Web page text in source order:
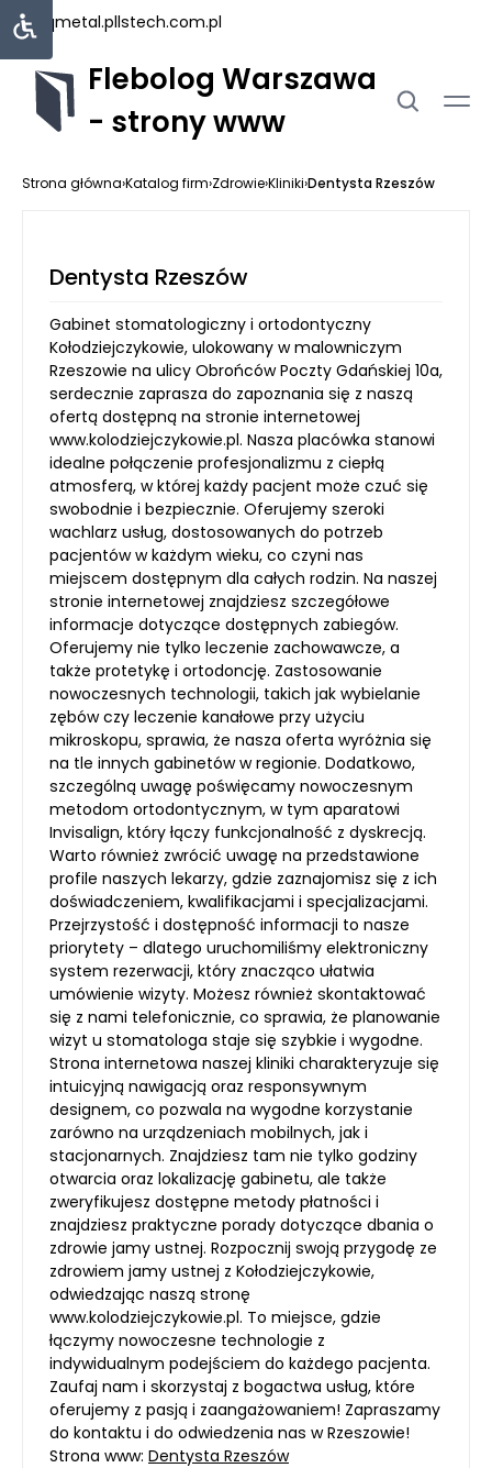
uniqmetal.pllstech.com.pl
Flebolog Warszawa
- strony www
Strona główna›Katalog firm›Zdrowie›Kliniki›Dentysta Rzeszów
Dentysta Rzeszów
Gabinet stomatologiczny i ortodontyczny
Kołodziejczykowie, ulokowany w malowniczym
Rzeszowie na ulicy Obrońców Poczty Gdańskiej 10a,
serdecznie zaprasza do zapoznania się z naszą
ofertą dostępną na stronie internetowej
www.kolodziejczykowie.pl. Nasza placówka stanowi
idealne połączenie profesjonalizmu z ciepłą
atmosferą, w której każdy pacjent może czuć się
swobodnie i bezpiecznie. Oferujemy szeroki
wachlarz usług, dostosowanych do potrzeb
pacjentów w każdym wieku, co czyni nas
miejscem dostępnym dla całych rodzin. Na naszej
stronie internetowej znajdziesz szczegółowe
informacje dotyczące dostępnych zabiegów.
Oferujemy nie tylko leczenie zachowawcze, a
także protetykę i ortodoncję. Zastosowanie
nowoczesnych technologii, takich jak wybielanie
zębów czy leczenie kanałowe przy użyciu
mikroskopu, sprawia, że nasza oferta wyróżnia się
na tle innych gabinetów w regionie. Dodatkowo,
szczególną uwagę poświęcamy nowoczesnym
metodom ortodontycznym, w tym aparatowi
Invisalign, który łączy funkcjonalność z dyskrecją.
Warto również zwrócić uwagę na przedstawione
profile naszych lekarzy, gdzie zaznajomisz się z ich
doświadczeniem, kwalifikacjami i specjalizacjami.
Przejrzystość i dostępność informacji to nasze
priorytety – dlatego uruchomiliśmy elektroniczny
system rezerwacji, który znacząco ułatwia
umówienie wizyty. Możesz również skontaktować
się z nami telefonicznie, co sprawia, że planowanie
wizyt u stomatologa staje się szybkie i wygodne.
Strona internetowa naszej kliniki charakteryzuje się
intuicyjną nawigacją oraz responsywnym
designem, co pozwala na wygodne korzystanie
zarówno na urządzeniach mobilnych, jak i
stacjonarnych. Znajdziesz tam nie tylko godziny
otwarcia oraz lokalizację gabinetu, ale także
zweryfikujesz dostępne metody płatności i
znajdziesz praktyczne porady dotyczące dbania o
zdrowie jamy ustnej. Rozpocznij swoją przygodę ze
zdrowiem jamy ustnej z Kołodziejczykowie,
odwiedzając naszą stronę
www.kolodziejczykowie.pl. To miejsce, gdzie
łączymy nowoczesne technologie z
indywidualnym podejściem do każdego pacjenta.
Zaufaj nam i skorzystaj z bogactwa usług, które
oferujemy z pasją i zaangażowaniem! Zapraszamy
do kontaktu i do odwiedzenia nas w Rzeszowie!
Strona www: Dentysta Rzeszów